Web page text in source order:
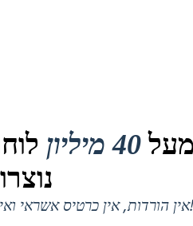
40 מיליון
נוצרו
אין הורדות, אין כרטיס אשראי ואין צורך בכניסה כדי לנסות!